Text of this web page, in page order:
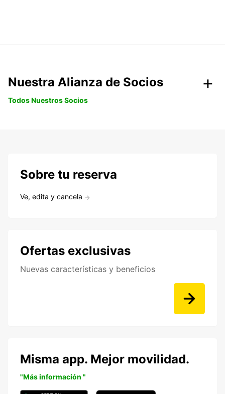
Nuestra Alianza de Socios
Todos Nuestros Socios
Sobre tu reserva
Ve, edita y cancela
Ofertas exclusivas
Nuevas características y beneficios
Misma app. Mejor movilidad.
"Más información "